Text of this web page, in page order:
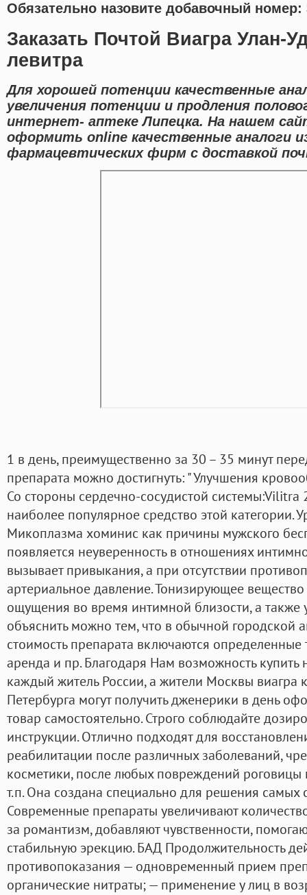
Обязательно назовите добавочный номер:
Заказать Почтой Виагра Улан-
левитра
Для хорошей потенции качественные
увеличения потенции и продления
интернет- аптеке Липецка. На нашем
оформить online качественные аналоги
фармацевтических фирм с доставкой
1 в день, преимущественно за 30 – 35 минут
препарата можно достигнуть: " Улучшения
Со стороны сердечно-сосудистой системы:Vilitra
наиболее популярное средство этой категории.
Микоплазма хоминис как причины мужского
появляется неуверенность в отношениях
вызывает привыкания, а при отсутствии
артериальное давление. Тонизирующее
ощущения во время интимной близости, а также
объяснить можно тем, что в обычной городской
стоимость препарата включаются определенные
аренда и пр. Благодаря Нам возможность
каждый житель России, а жители Москвы виагра
Петербурга могут получить дженерики в день
товар самостоятельно. Строго соблюдайте
инструкции. Отлично подходят для
реабилитации после различных заболеваний,
косметики, после любых повреждений
т.п. Она создана специально для решения самых
Современные препараты увеличивают
за романтизм, добавляют чувственности,
стабильную эрекцию. БАД Продолжительность
противопоказания — одновременный прием
органические нитраты; — применение у лиц в